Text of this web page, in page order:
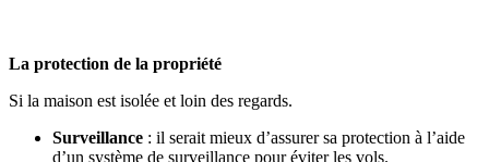
La protection de la propriété
Si la maison est isolée et loin des regards.
Surveillance : il serait mieux d’assurer sa protection à l’aide
d’un système de surveillance pour éviter les vols.